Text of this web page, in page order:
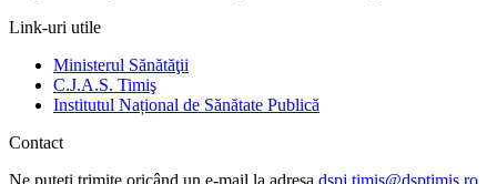
Link-uri utile
Ministerul Sănătăţii
C.J.A.S. Timiş
Institutul Național de Sănătate Publică
Contact
Ne puteţi trimite oricând un e-mail la adresa dspj.timis@dsptimis.ro